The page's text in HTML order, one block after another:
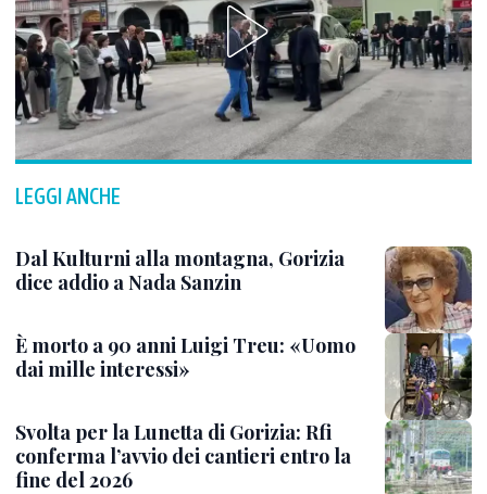
LEGGI ANCHE
Dal Kulturni alla montagna, Gorizia
dice addio a Nada Sanzin
È morto a 90 anni Luigi Treu: «Uomo
dai mille interessi»
Svolta per la Lunetta di Gorizia: Rfi
conferma l’avvio dei cantieri entro la
fine del 2026